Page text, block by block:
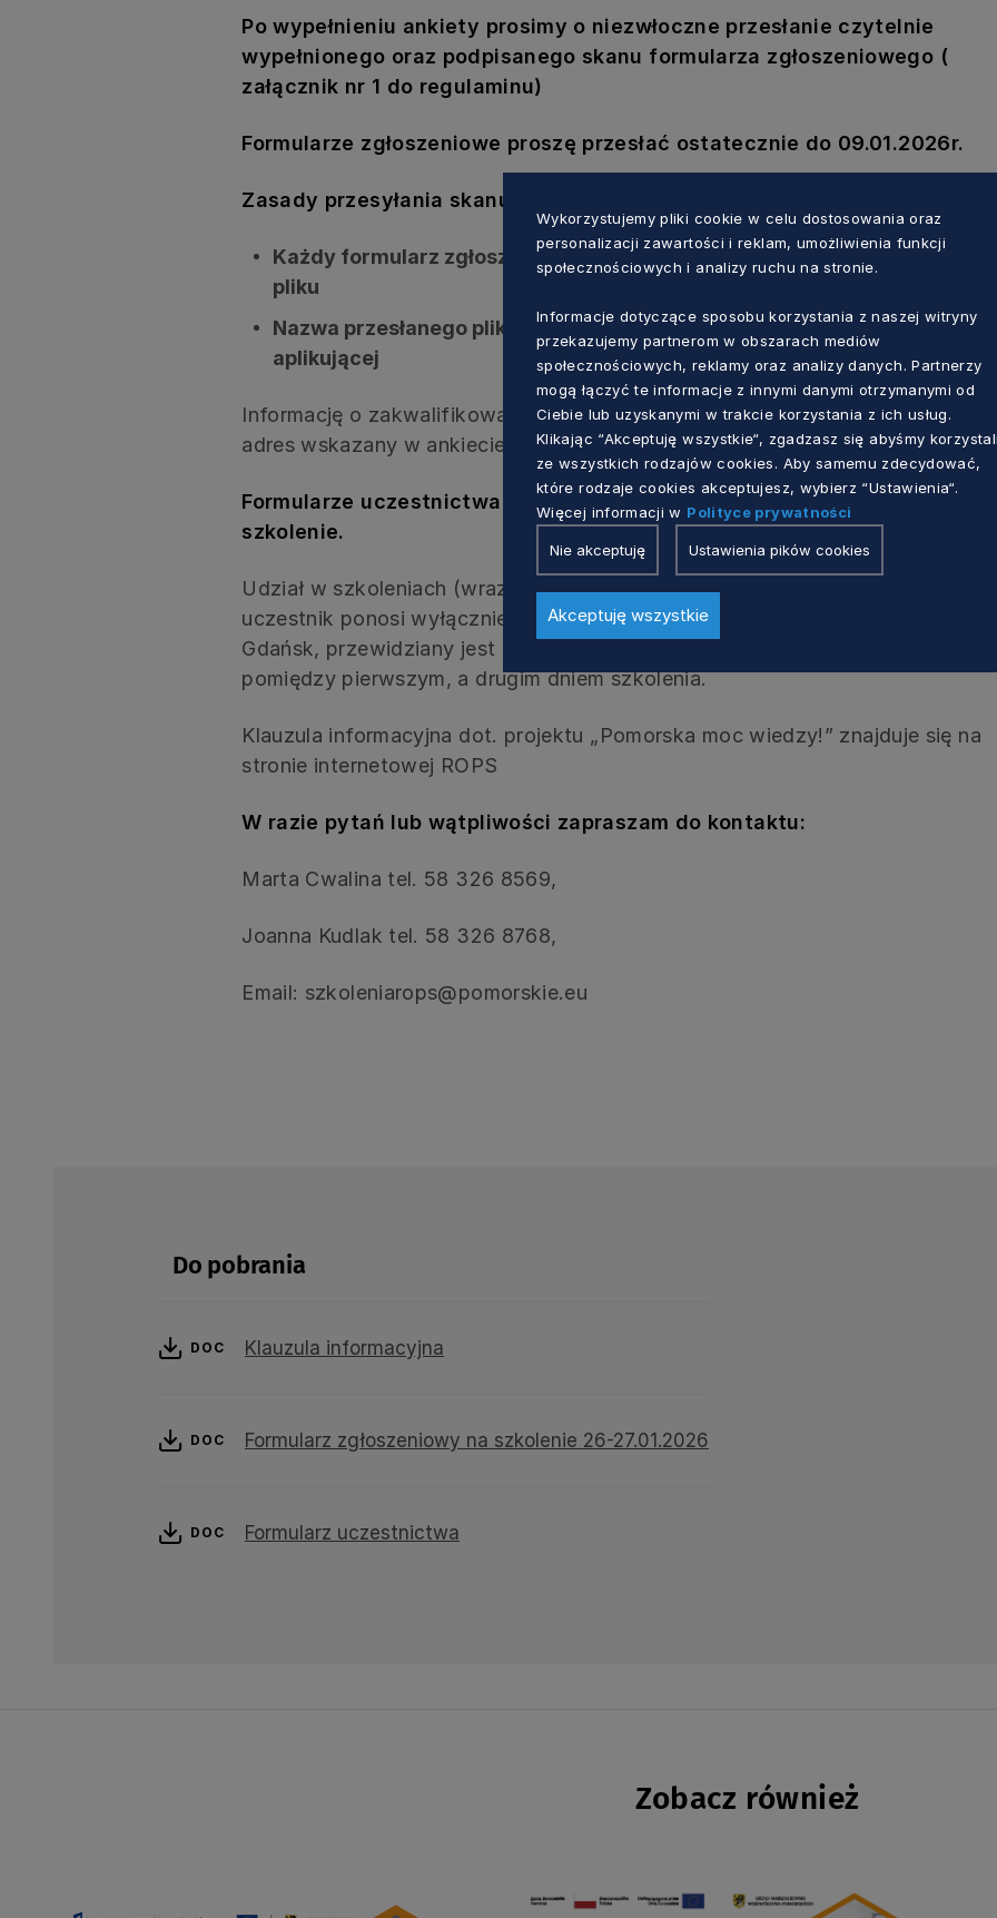
Po wypełnieniu ankiety prosimy o niezwłoczne przesłanie czytelnie
wypełnionego oraz podpisanego skanu formularza zgłoszeniowego (
załącznik nr 1 do regulaminu)
Formularze zgłoszeniowe proszę przesłać ostatecznie do 09.01.2026r.
Zasady przesyłania skanu:
Każdy formularz zgłoszeniowy powinien być przesłany w oddzielnym
pliku
Nazwa przesłanego pliku powinna odpowiadać nazwisku osobie
aplikującej
Informację o zakwalifikowaniu przekażemy Państwu pocztą elektroniczną na
adres wskazany w ankiecie.
Formularze uczestnictwa przesyłają tylko osoby zakwalifikowane na
szkolenie.
Udział w szkoleniach (wraz z obiadem i przerwami kawowymi) jest bezpłatny,
uczestnik ponosi wyłącznie koszt dojazdu. Dla osób spoza miejscowości
Gdańsk, przewidziany jest również bezpłatny nocleg (z kolacją i śniadaniem)
pomiędzy pierwszym, a drugim dniem szkolenia.
Klauzula informacyjna dot. projektu „Pomorska moc wiedzy!” znajduje się na
stronie internetowej ROPS
W razie pytań lub wątpliwości zapraszam do kontaktu:
Marta Cwalina tel. 58 326 8569,
Joanna Kudlak tel. 58 326 8768,
Email: szkoleniarops@pomorskie.eu
Do pobrania
DOC Klauzula informacyjna
DOC Formularz zgłoszeniowy na szkolenie 26-27.01.2026
DOC Formularz uczestnictwa
Zobacz również
Wykorzystujemy pliki cookie w celu dostosowania oraz
personalizacji zawartości i reklam, umożliwienia funkcji
społecznościowych i analizy ruchu na stronie.
Informacje dotyczące sposobu korzystania z naszej witryny
przekazujemy partnerom w obszarach mediów
społecznościowych, reklamy oraz analizy danych. Partnerzy
mogą łączyć te informacje z innymi danymi otrzymanymi od
Ciebie lub uzyskanymi w trakcie korzystania z ich usług.
Klikając “Akceptuję wszystkie“, zgadzasz się abyśmy
ze wszystkich rodzajów cookies. Aby samemu zdecydować,
które rodzaje cookies akceptujesz, wybierz “Ustawienia“.
Więcej informacji w Polityce prywatności
Nie akceptuję Ustawienia pików cookies
Akceptuję wszystkie